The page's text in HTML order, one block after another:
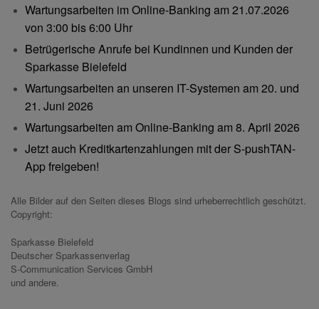
Wartungsarbeiten im Online-Banking am 21.07.2026
von 3:00 bis 6:00 Uhr
Betrügerische Anrufe bei Kundinnen und Kunden der
Sparkasse Bielefeld
Wartungsarbeiten an unseren IT-Systemen am 20. und
21. Juni 2026
Wartungsarbeiten am Online-Banking am 8. April 2026
Jetzt auch Kreditkartenzahlungen mit der S-pushTAN-
App freigeben!
Alle Bilder auf den Seiten dieses Blogs sind urheberrechtlich geschützt.
Copyright:
Sparkasse Bielefeld
Deutscher Sparkassenverlag
S-Communication Services GmbH
und andere.